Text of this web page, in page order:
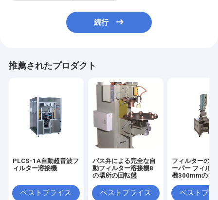
続行
推薦されたプロダクト
PLCS-1A自動超音波フ
ィルター溶接機
ベストプライス
パス弁による完全な自
動フィルター溶接機8
の場所の回転盤
ベストプライス
フィルターのた
ーパー フィル
機300mmの自
ベストプラ